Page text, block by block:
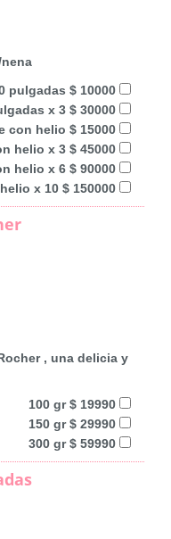
pulgadas $ 10000
x 3 $ 30000
con helio $ 15000
helio x 3 $ 45000
helio x 6 $ 90000
x 10 $ 150000
, una delicia y
100 gr $ 19990
150 gr $ 29990
300 gr $ 59990